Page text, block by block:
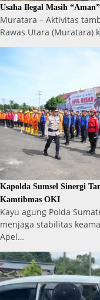
Usaha Ilegal Masih
Muratara – Aktivitas
Rawas Utara (Muratara)
Kapolda Sumsel Sinergi
Kamtibmas OKI
Kayu agung Polda
menjaga stabilitas
Apel…